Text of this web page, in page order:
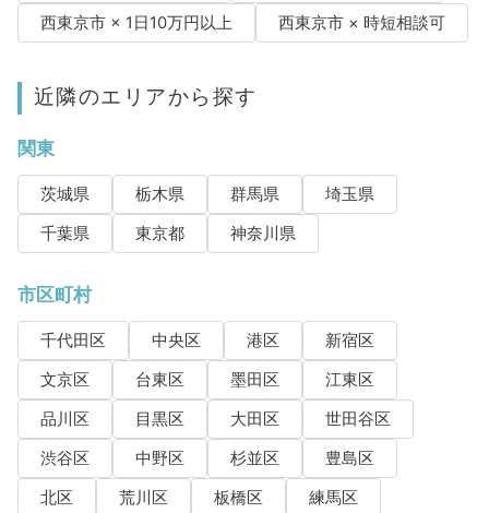
西東京市 × 1日10万円以上
西東京市 × 時短相談可
近隣のエリアから探す
関東
茨城県 栃木県 群馬県
埼玉県
千葉県
東京都 神奈川県
市区町村
千代田区 中央区 港区
新宿区
文京区
台東区 墨田区
江東区
品川区
目黒区 大田区
世田谷区
渋谷区
中野区 杉並区
豊島区
北区
荒川区 板橋区
練馬区